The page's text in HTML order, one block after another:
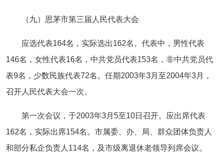
（九）思茅市第三届人民代表大会
应选代表164名，实际选出162名。代表中，男性代表
146名，女性代表16名，中共党员代表153名，非中共党员代
表9名，少数民族代表72名。任期2003年3月至2004年3月，
召开人民代表大会一次。
第一次会议，于2003年3月5至10日召开。应出席代表
162名，实际出席154名。市属委、办、局、群众团体负责人
和部分私企负责人114名，及市级离退休老领导列席会议。